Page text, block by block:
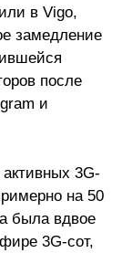
в Vigo,
замедление
после
и
3G-
на 50
была вдвое
3G-сот,